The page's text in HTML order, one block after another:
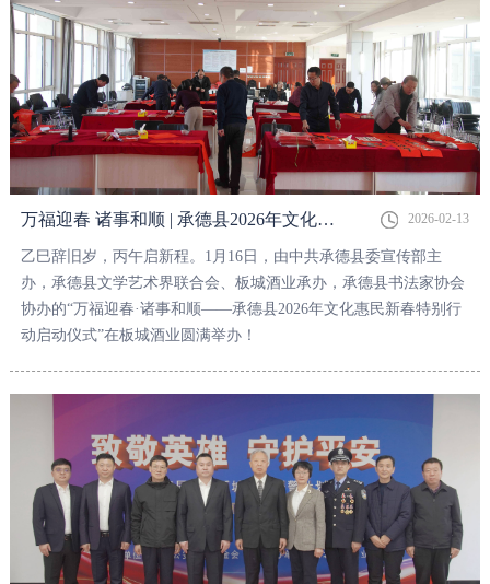
万福迎春 诸事和顺 | 承德县2026年文化惠民新春特别行动正式启动！ 2026-02-13
乙巳辞旧岁，丙午启新程。1月16日，由中共承德县委宣传部主
办，承德县文学艺术界联合会、板城酒业承办，承德县书法家协会
协办的“万福迎春·诸事和顺——承德县2026年文化惠民新春特别行
动启动仪式”在板城酒业圆满举办！